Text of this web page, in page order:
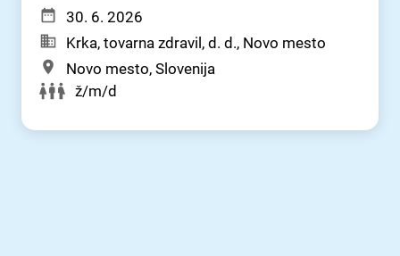
30. 6. 2026
Krka, tovarna zdravil, d. d., Novo mesto
Novo mesto, Slovenija
ž/m/d